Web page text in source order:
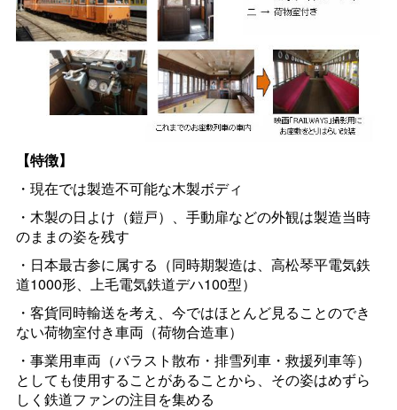
【特徴】
・現在では製造不可能な木製ボディ
・木製の日よけ（鎧戸）、手動扉などの外観は製造当時
のままの姿を残す
・日本最古参に属する（同時期製造は、高松琴平電気鉄
道1000形、上毛電気鉄道デハ100型）
・客貨同時輸送を考え、今ではほとんど見ることのでき
ない荷物室付き車両（荷物合造車）
・事業用車両（バラスト散布・排雪列車・救援列車等）
としても使用することがあることから、その姿はめずら
しく鉄道ファンの注目を集める